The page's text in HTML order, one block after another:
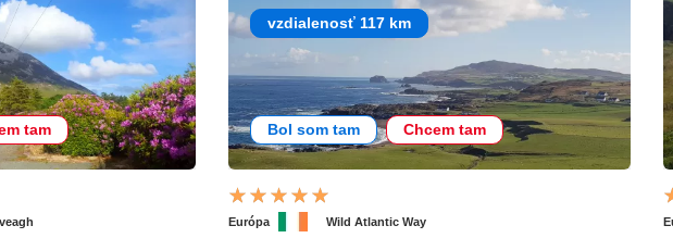
tam
vzdialenosť 117 km
Bol som tam Chcem tam
Európa Wild Atlantic Way